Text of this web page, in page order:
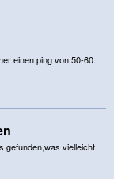
einen ping von 50-60.
gefunden,was vielleicht